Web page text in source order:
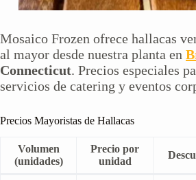
Mosaico Frozen ofrece hallacas
al mayor desde nuestra planta en
Connecticut. Precios especiales
servicios de catering y eventos
Precios Mayoristas de Hallacas
Volumen
(unidades)
Precio por
unidad